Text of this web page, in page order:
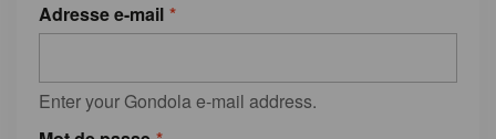
Adresse e-mail
Enter your Gondola e-mail address.